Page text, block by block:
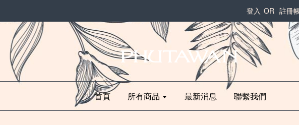
登入 OR 註冊
首頁 所有商品 最新消息 聯繫我們